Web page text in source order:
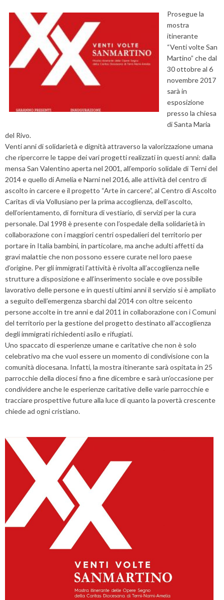
Prosegue la
mostra
itinerante
“Venti volte San
Martino” che dal
30 ottobre al 6
novembre 2017
sarà in
esposizione
presso la chiesa
di Santa Maria
del Rivo.
Venti anni di solidarietà e dignità attraverso la valorizzazione umana
che ripercorre le tappe dei vari progetti realizzati in questi anni: dalla
mensa San Valentino aperta nel 2001, all’emporio solidale di Terni del
2014 e quello di Amelia e Narni nel 2016, alle attività del centro di
ascolto in carcere e il progetto “Arte in carcere”, al Centro di Ascolto
Caritas di via Vollusiano per la prima accoglienza, dell’ascolto,
dell’orientamento, di fornitura di vestiario, di servizi per la cura
personale. Dal 1998 è presente con l’ospedale della solidarietà in
collaborazione con i maggiori centri ospedalieri del territorio per
portare in Italia bambini, in particolare, ma anche adulti affetti da
gravi malattie che non possono essere curate nel loro paese
d’origine. Per gli immigrati l’attività è rivolta all’accoglienza nelle
strutture a disposizione e all’inserimento sociale e ove possibile
lavorativo delle persone e in questi ultimi anni il servizio si è ampliato
a seguito dell’emergenza sbarchi dal 2014 con oltre seicento
persone accolte in tre anni e dal 2011 in collaborazione con i Comuni
del territorio per la gestione del progetto destinato all’accoglienza
degli immigrati richiedenti asilo e rifugiati.
Uno spaccato di esperienze umane e caritative che non è solo
celebrativo ma che vuol essere un momento di condivisione con la
comunità diocesana. Infatti, la mostra itinerante sarà ospitata in 25
parrocchie della diocesi fino a fine dicembre e sarà un’occasione per
condividere anche le esperienze caritative delle varie parrocchie e
tracciare prospettive future alla luce di quanto la povertà crescente
chiede ad ogni cristiano.